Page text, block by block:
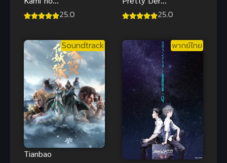
Glass แก้ว25.0
3 สาวม้าโม25.0
Soundtrack
Tianbao
พากย์ไทย